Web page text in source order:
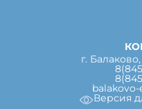
г.
Версия